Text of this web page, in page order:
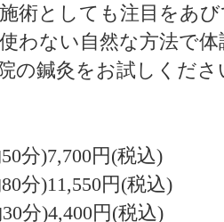
術としても注目をあ
わない自然な方法で
の鍼灸をお試しくださ
分)7,700円(税込)
分)11,550円(税込)
分)4,400円(税込)